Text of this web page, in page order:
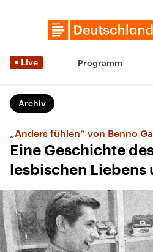
Live Programm
Archiv
„Anders fühlen“ von Benno
Eine Geschichte
lesbischen Liebens